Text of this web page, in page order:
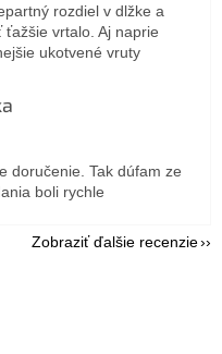
rozdiel v dlžke a
vrtalo. Aj naprie
ukotvené vruty
5 z 5 hviezdičiek.
doručenie. Tak dúfam ze
boli rychle
Zobraziť ďalšie recenzie